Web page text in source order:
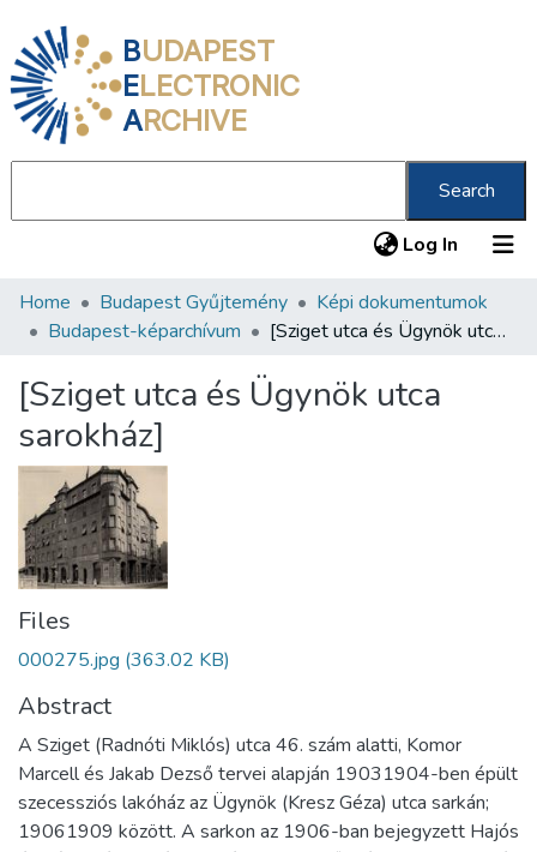
BUDAPEST
ELECTRONIC
ARCHIVE
Search
Log In (current)
Communities & Collections
Statistics
About us
Home Budapest Gyűjtemény
Képi dokumentumok
Budapest-képarchívum
[Sziget utca és Ügynök utca sarokház]
[Sziget utca és Ügynök utca
sarokház]
Files
000275.jpg (363.02 KB)
Abstract
A Sziget (Radnóti Miklós) utca 46. szám alatti, Komor
Marcell és Jakab Dezső tervei alapján 19031904-ben épült
szecessziós lakóház az Ügynök (Kresz Géza) utca sarkán;
19061909 között. A sarkon az 1906-ban bejegyzett Hajós